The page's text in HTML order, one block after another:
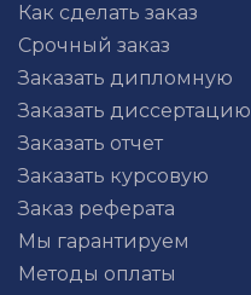
Как сделать заказ
Срочный заказ
Заказать дипломную
Заказать диссертацию
Заказать отчет
Заказать курсовую
Заказ реферата
Мы гарантируем
Методы оплаты